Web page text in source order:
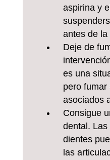
aspirina y
antes de la
Deje de
es una
pero fumar
asociados
Consigue
dental.
dientes
las